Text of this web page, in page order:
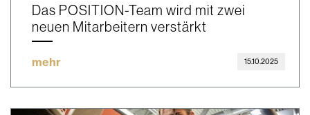
Das POSITION-Team wird mit zwei
neuen Mitarbeitern verstärkt
mehr 15.10.2025